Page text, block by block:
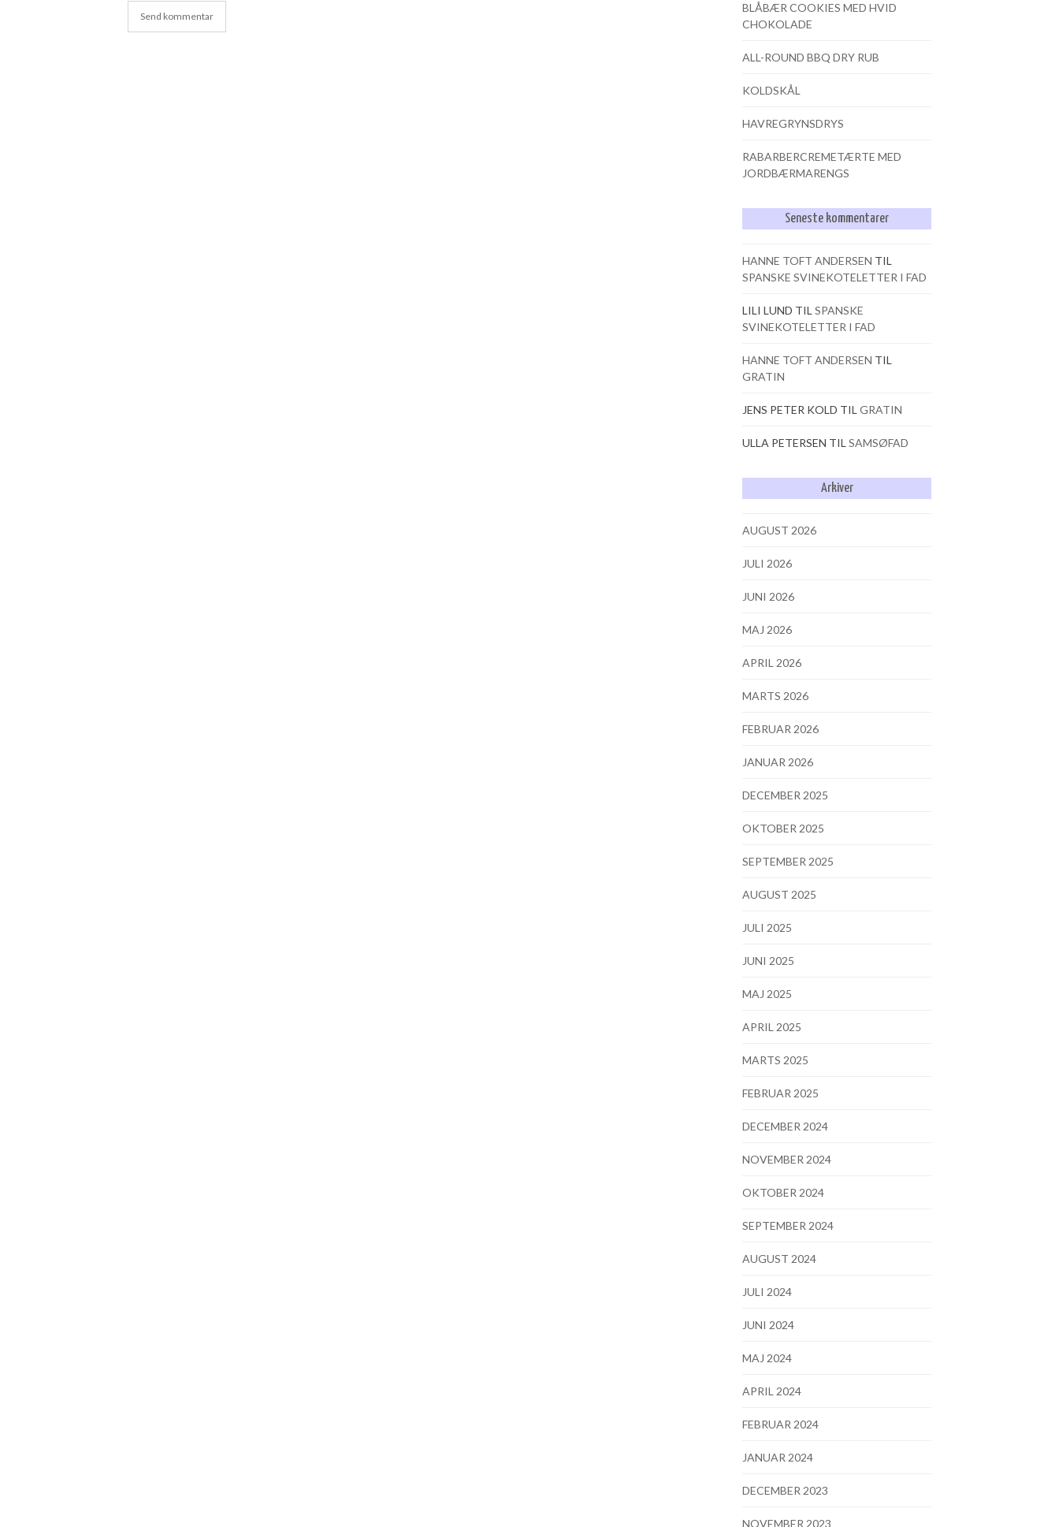
BLÅBÆR COOKIES MED HVID
CHOKOLADE
ALL-ROUND BBQ DRY RUB
KOLDSKÅL
HAVREGRYNSDRYS
RABARBERCREMETÆRTE MED
JORDBÆRMARENGS
Seneste kommentarer
HANNE TOFT ANDERSEN TIL
SPANSKE SVINEKOTELETTER I FAD
LILI LUND TIL SPANSKE
SVINEKOTELETTER I FAD
HANNE TOFT ANDERSEN TIL
GRATIN
JENS PETER KOLD TIL GRATIN
ULLA PETERSEN TIL SAMSØFAD
Arkiver
AUGUST 2026
JULI 2026
JUNI 2026
MAJ 2026
APRIL 2026
MARTS 2026
FEBRUAR 2026
JANUAR 2026
DECEMBER 2025
OKTOBER 2025
SEPTEMBER 2025
AUGUST 2025
JULI 2025
JUNI 2025
MAJ 2025
APRIL 2025
MARTS 2025
FEBRUAR 2025
DECEMBER 2024
NOVEMBER 2024
OKTOBER 2024
SEPTEMBER 2024
AUGUST 2024
JULI 2024
JUNI 2024
MAJ 2024
APRIL 2024
FEBRUAR 2024
JANUAR 2024
DECEMBER 2023
NOVEMBER 2023